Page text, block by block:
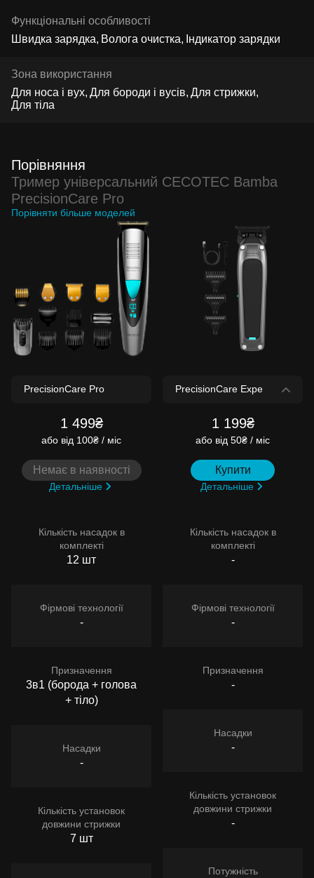
Функціональні особливості
Швидка зарядка Волога очистка Індикатор зарядки
Зона використання
Для носа і вух Для бороди і вусів Для стрижки
Для тіла
Порівняння
Тример універсальний CECOTEC Bamba
PrecisionCare Pro
Порівняти більше моделей
1 499₴
або від 100₴ / міс
Немає в наявності
Детальніше
Кількість насадок в
комплекті
12 шт
Фірмові технології
-
Призначення
3в1 (борода + голова
+ тіло)
Насадки
-
Кількість установок
довжини стрижки
7 шт
1 199₴
або від 50₴ / міс
Купити
Детальніше
Кількість насадок в
комплекті
-
Фірмові технології
-
Призначення
-
Насадки
-
Кількість установок
довжини стрижки
-
Потужність